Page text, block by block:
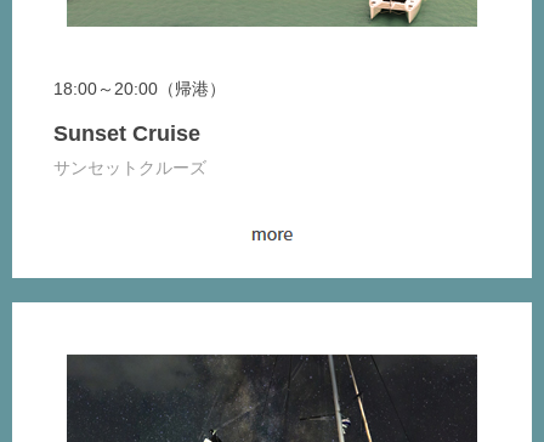
18:00～20:00（帰港）
Sunset Cruise
サンセットクルーズ